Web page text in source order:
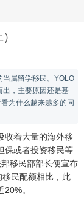
当属留学移民。YOLO
出，主要原因还是基
为什么越来越多的同
收着大量的海外移
保或者投资移民等
移民部部长便宣布
民配额相比，此
。